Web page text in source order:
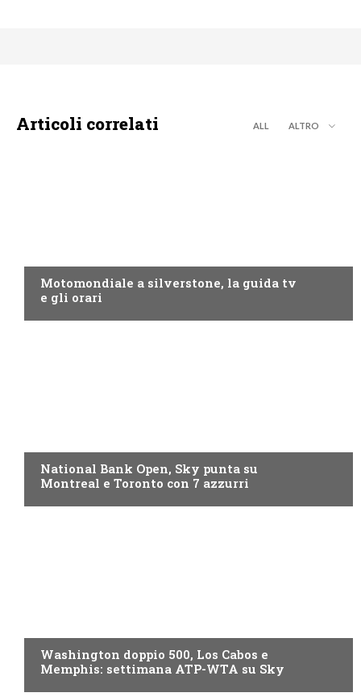
Articoli correlati ALL ALTRO
Motomondiale a silverstone, la guida tv
e gli orari
National Bank Open, Sky punta su
Montreal e Toronto con 7 azzurri
Washington doppio 500, Los Cabos e
Memphis: settimana ATP-WTA su Sky